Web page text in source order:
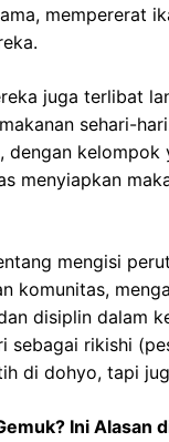
mempererat
juga terlibat
sehari-
dengan kelompok
menyiapkan
mengisi
komunitas,
disiplin dalam
sebagai rikishi
di dohyo, tapi
Ini Alasan